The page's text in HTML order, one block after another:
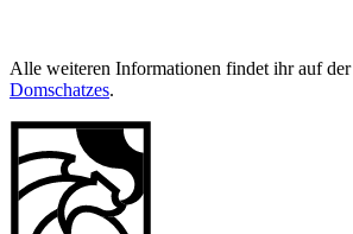
Alle weiteren Informationen findet ihr auf der
Domschatzes.